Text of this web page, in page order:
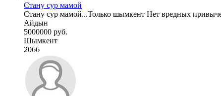
Стану сур мамой
Стану сур мамой...Только шымкент Нет вредных
Айдын
5000000 руб.
Шымкент
2066